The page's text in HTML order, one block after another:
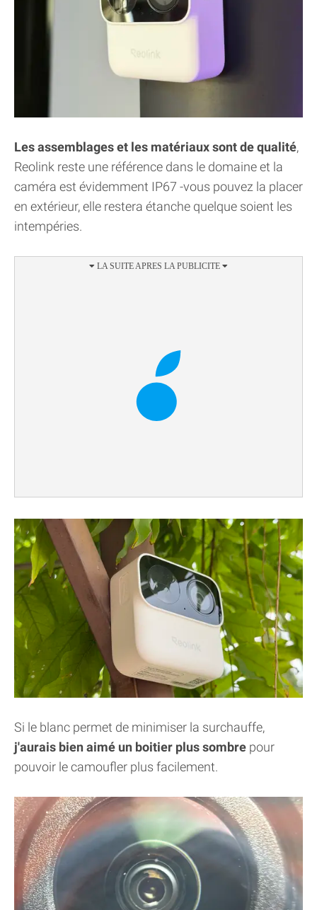
Les assemblages et les matériaux sont de qualité,
Reolink reste une référence dans le domaine et la
caméra est évidemment IP67 -vous pouvez la placer
en extérieur, elle restera étanche quelque soient les
intempéries.
Si le blanc permet de minimiser la surchauffe,
j'aurais bien aimé un boitier plus sombre pour
pouvoir le camoufler plus facilement.